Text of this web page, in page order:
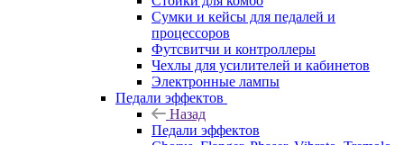
Сумки и кейсы для педалей и
процессоров
Футсвитчи и контроллеры
Чехлы для усилителей и кабинетов
Электронные лампы
Педали эффектов
Назад
Педали эффектов